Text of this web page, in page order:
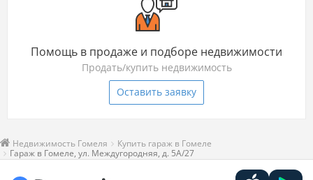
Помощь в продаже и подборе недвижимости
Продать/купить недвижимость
Оставить заявку
Недвижимость Гомеля
Купить гараж в Гомеле
Гараж в Гомеле, ул. Междугородняя, д. 5А/27